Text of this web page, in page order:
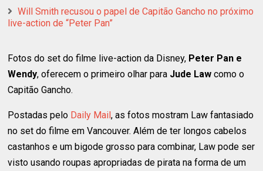
Will Smith recusou o papel de Capitão Gancho no próximo
live-action de “Peter Pan”
Fotos do set do filme live-action da Disney, Peter Pan e
Wendy, oferecem o primeiro olhar para Jude Law como o
Capitão Gancho.
Postadas pelo Daily Mail, as fotos mostram Law fantasiado
no set do filme em Vancouver. Além de ter longos cabelos
castanhos e um bigode grosso para combinar, Law pode ser
visto usando roupas apropriadas de pirata na forma de um